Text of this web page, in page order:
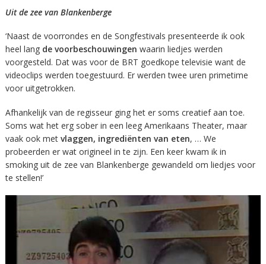
Uit de zee van Blankenberge
‘Naast de voorrondes en de Songfestivals presenteerde ik ook
heel lang de voorbeschouwingen waarin liedjes werden
voorgesteld. Dat was voor de BRT goedkope televisie want de
videoclips werden toegestuurd. Er werden twee uren primetime
voor uitgetrokken.
Afhankelijk van de regisseur ging het er soms creatief aan toe.
Soms wat het erg sober in een leeg Amerikaans Theater, maar
vaak ook met vlaggen, ingrediënten van eten, … We
probeerden er wat origineel in te zijn. Een keer kwam ik in
smoking uit de zee van Blankenberge gewandeld om liedjes voor
te stellen!’